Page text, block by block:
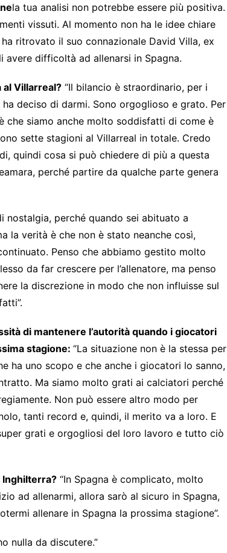
la tua analisi non potrebbe essere più positiva.
vissuti. Al momento non ha le idee chiare
ritrovato il suo connazionale David Villa, ex
avere difficoltà ad allenarsi in Spagna.
al Villarreal? “Il bilancio è straordinario, per i
deciso di darmi. Sono orgoglioso e grato. Per
che siamo anche molto soddisfatti di come è
sette stagioni al Villarreal in totale. Credo
quindi cosa si può chiedere di più a questa
perché partire da qualche parte genera
nostalgia, perché quando sei abituato a
la verità è che non è stato neanche così,
Penso che abbiamo gestito molto
da far crescere per l’allenatore, ma penso
la discrezione in modo che non influisse sul
di mantenere l’autorità quando i giocatori
stagione: “La situazione non è la stessa per
ha uno scopo e che anche i giocatori lo sanno,
Ma siamo molto grati ai calciatori perché
Non può essere altro modo per
tanti record e, quindi, il merito va a loro. E
grati e orgogliosi del loro lavoro e tutto ciò
Inghilterra? “In Spagna è complicato, molto
ad allenarmi, allora sarò al sicuro in Spagna,
allenare in Spagna la prossima stagione”.
nulla da discutere.”